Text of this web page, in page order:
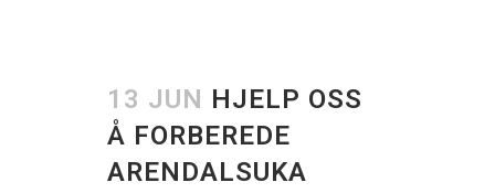
13 JUN HJELP OSS
Å FORBEREDE
ARENDALSUKA